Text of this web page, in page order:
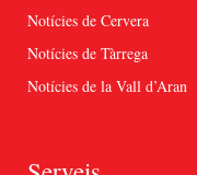
Notícies de Cervera
Notícies de Tàrrega
Notícies de la Vall d’Aran